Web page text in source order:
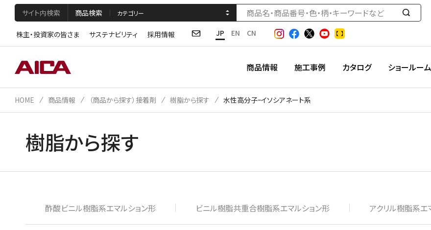
サイト内検索 商品検索
検
す
株主・投資家の皆さま サステナビリティ 採用情報 JP EN CN
商品情報 施工事例 カタログ ショールーム
HOME 商品情報 （商品から探す）接着剤 樹脂から探す 水性高分子ｰイソシアネート系
樹脂から探す
酢酸ビニル樹脂系エマルション形 ビニル樹脂共重合樹脂系エマルション形 アクリル樹脂系エ